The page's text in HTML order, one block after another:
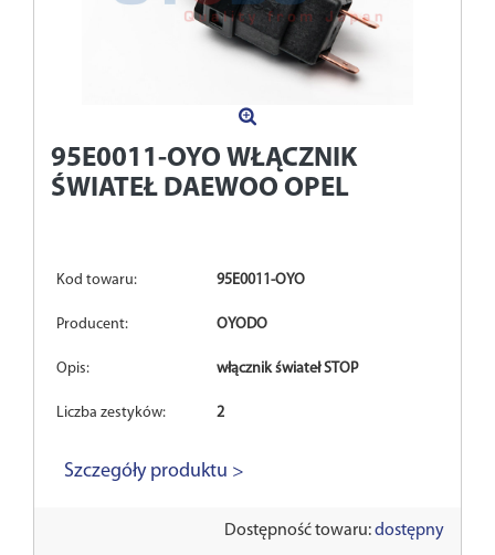
95E0011-OYO WŁĄCZNIK
ŚWIATEŁ DAEWOO OPEL
Kod towaru: 95E0011-OYO
Producent: OYODO
Opis: włącznik świateł STOP
Liczba zestyków: 2
Szczegóły produktu >
Dostępność towaru:dostępny